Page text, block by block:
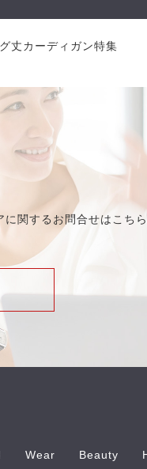
丈カーディガン特集
関するお問合せはこちら
Wear Beauty